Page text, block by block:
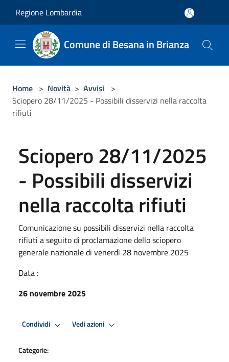
Regione Lombardia
Comune di Besana in Brianza
Home > Novità > Avvisi >
Sciopero 28/11/2025 - Possibili disservizi nella raccolta
rifiuti
Sciopero 28/11/2025
- Possibili disservizi
nella raccolta rifiuti
Comunicazione su possibili disservizi nella raccolta
rifiuti a seguito di proclamazione dello sciopero
generale nazionale di venerdì 28 novembre 2025
Data :
26 novembre 2025
Condividi Vedi azioni
Categorie: